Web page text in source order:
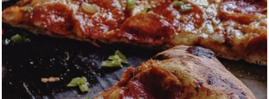
AC/DC - Live at Donington...
Anzeige